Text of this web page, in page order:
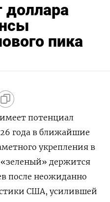
пика
потенциал
года в ближайшие
укрепления в
держится
после неожиданно
США, ​усилившей